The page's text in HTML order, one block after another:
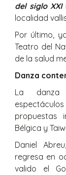
del siglo XXI
localidad
Por último,
Teatro del
de la salud
Danza
La danza
propuestas
Bélgica y
Daniel
regresa en
valido el